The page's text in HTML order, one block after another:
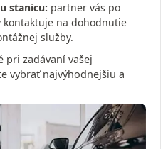
stanicu: partner vás po
na dohodnutie
služby.
pri zadávaní vašej
vybrať najvýhodnejšiu a